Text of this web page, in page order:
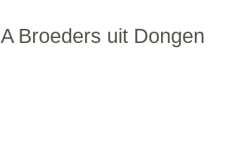
A Broeders uit Dongen